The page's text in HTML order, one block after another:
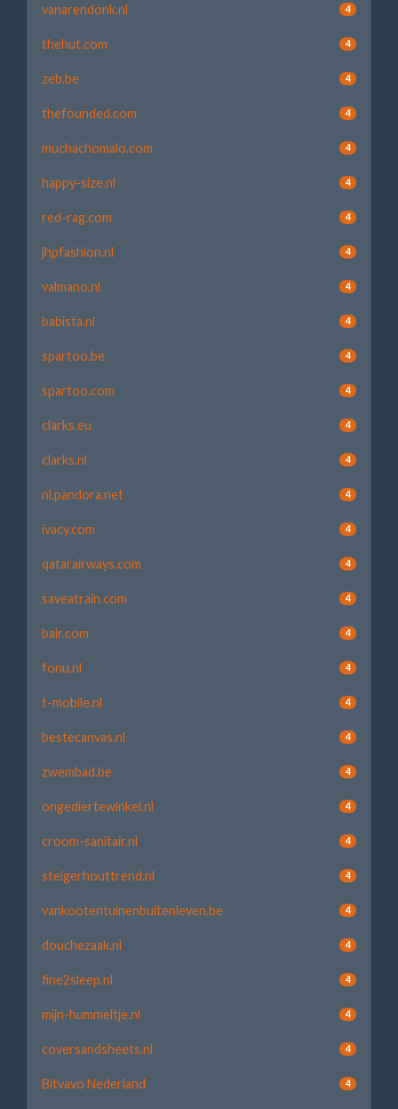
vanarendonk.nl 4
thehut.com 4
zeb.be 4
thefounded.com 4
muchachomalo.com 4
happy-size.nl 4
red-rag.com 4
jhpfashion.nl 4
valmano.nl 4
babista.nl 4
spartoo.be 4
spartoo.com 4
clarks.eu 4
clarks.nl 4
nl.pandora.net 4
ivacy.com 4
qatarairways.com 4
saveatrain.com 4
balr.com 4
fonu.nl 4
t-mobile.nl 4
bestecanvas.nl 4
zwembad.be 4
ongediertewinkel.nl 4
croom-sanitair.nl 4
steigerhouttrend.nl 4
vankootentuinenbuitenleven.be 4
douchezaak.nl 4
fine2sleep.nl 4
mijn-hummeltje.nl 4
coversandsheets.nl 4
Bitvavo Nederland 4